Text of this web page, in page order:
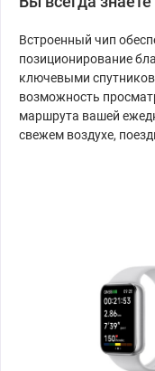
Встроенный чип
позиционирование
ключевыми
возможность
маршрута вашей
свежем воздухе,